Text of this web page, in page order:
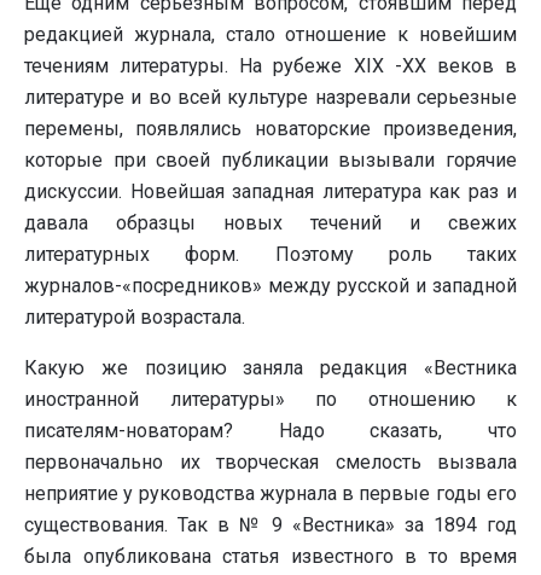
редакцией журнала, стало отношение к новейшим
течениям литературы. На рубеже XIX -ХХ веков в
литературе и во всей культуре назревали серьезные
перемены, появлялись новаторские произведения,
которые при своей публикации вызывали горячие
дискуссии. Новейшая западная литература как раз и
давала образцы новых течений и свежих
литературных форм. Поэтому роль таких
журналов-«посредников» между русской и западной
литературой возрастала.
Какую же позицию заняла редакция «Вестника
иностранной литературы» по отношению к
писателям-новаторам? Надо сказать, что
первоначально их творческая смелость вызвала
неприятие у руководства журнала в первые годы его
существования. Так в № 9 «Вестника» за 1894 год
была опубликована статья известного в то время